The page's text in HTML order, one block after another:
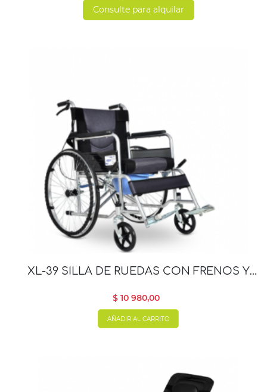
Consulte para alquilar
XL-39 SILLA DE RUEDAS CON FRENOS Y
$ 10 980,00
AÑADIR AL CARRITO